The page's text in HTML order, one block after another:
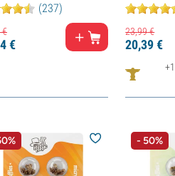
(237)
€
€
23,99€
20,39€
- 50%